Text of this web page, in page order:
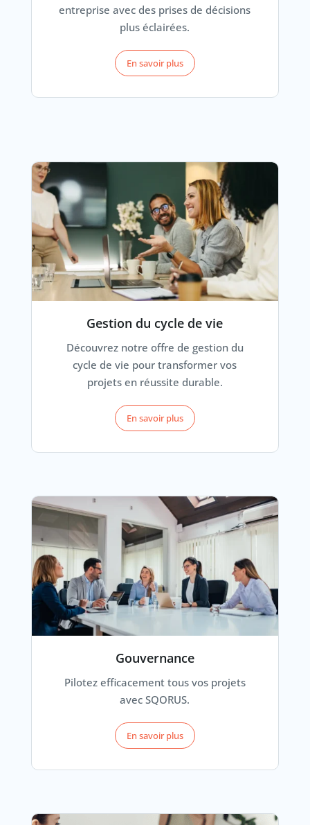
entreprise avec des prises de décisions
plus éclairées.
En savoir plus
Gestion du cycle de vie
Découvrez notre offre de gestion du
cycle de vie pour transformer vos
projets en réussite durable.
En savoir plus
Gouvernance
Pilotez efficacement tous vos projets
avec SQORUS.
En savoir plus